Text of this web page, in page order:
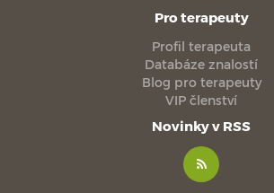
Pro terapeuty
Profil terapeuta
Databáze znalostí
Blog pro terapeuty
VIP členství
Novinky v RSS